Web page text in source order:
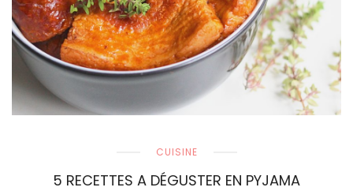
CUISINE
5 RECETTES A DÉGUSTER EN PYJAMA